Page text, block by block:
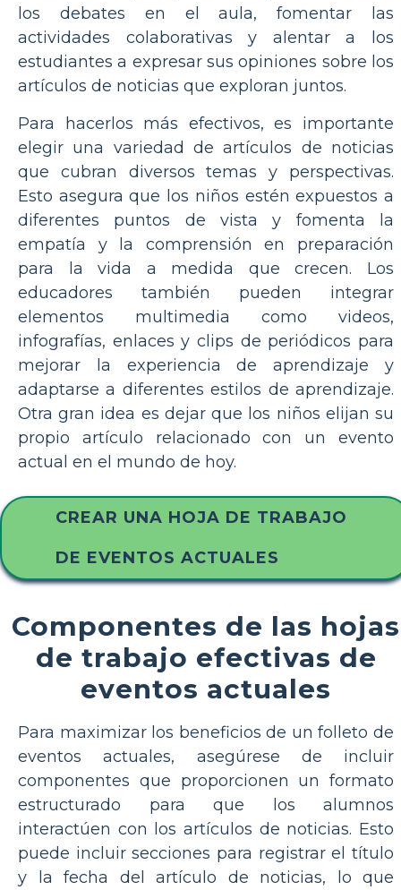
los debates en el aula, fomentar las
actividades colaborativas y alentar a los
estudiantes a expresar sus opiniones sobre los
artículos de noticias que exploran juntos.
Para hacerlos más efectivos, es importante
elegir una variedad de artículos de noticias
que cubran diversos temas y perspectivas.
Esto asegura que los niños estén expuestos a
diferentes puntos de vista y fomenta la
empatía y la comprensión en preparación
para la vida a medida que crecen. Los
educadores también pueden integrar
elementos multimedia como videos,
infografías, enlaces y clips de periódicos para
mejorar la experiencia de aprendizaje y
adaptarse a diferentes estilos de aprendizaje.
Otra gran idea es dejar que los niños elijan su
propio artículo relacionado con un evento
actual en el mundo de hoy.
CREAR UNA HOJA DE TRABAJO
DE EVENTOS ACTUALES
Componentes de las hojas
de trabajo efectivas de
eventos actuales
Para maximizar los beneficios de un folleto de
eventos actuales, asegúrese de incluir
componentes que proporcionen un formato
estructurado para que los alumnos
interactúen con los artículos de noticias. Esto
puede incluir secciones para registrar el título
y la fecha del artículo de noticias, lo que